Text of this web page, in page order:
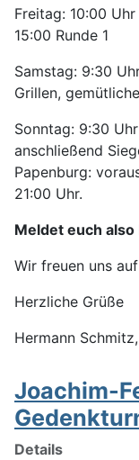
Freitag: 10:00
15:00 Runde 1
Samstag: 9:30
Grillen,
Sonntag: 9:30
anschließend
Papenburg:
21:00 Uhr.
Meldet euch
Wir freuen uns
Herzliche Grüße
Hermann
Joachim-
Details